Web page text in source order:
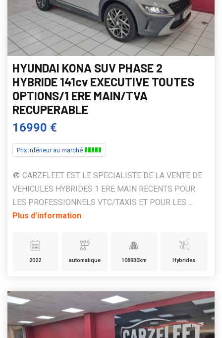
HYUNDAI KONA SUV PHASE 2
HYBRIDE 141cv EXECUTIVE TOUTES
OPTIONS/1 ERE MAIN/TVA
RECUPERABLE
16990 €
Prix inférieur au marché
🔘 CARZFLEET EST LE SPECIALISTE DE LA VENTE DE
VEHICULES HYBRIDES 1 ERE MAIN RECENTS POUR
LES PROFESSIONNELS VTC/TAXIS ET POUR LES ...
Plus d'information
2022 automatique 108930km Hybrides